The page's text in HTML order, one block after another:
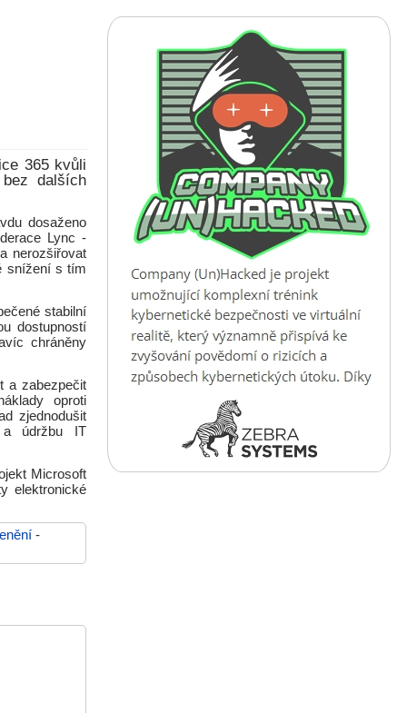
365 kvůli
dalších
dosaženo
Lync -
nerozšiřovat
snížení s tím
stabilní
dostupností
chráněny
a zabezpečit
oproti
zjednodušit
a údržbu IT
Microsoft
elektronické
-